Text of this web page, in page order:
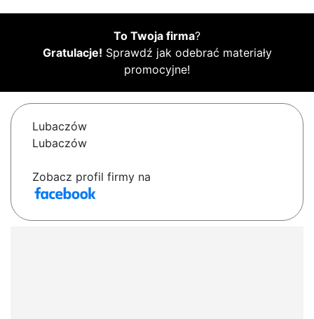
To Twoja firma?
Gratulacje! Sprawdź jak odebrać materiały
promocyjne!
Lubaczów
Lubaczów
Zobacz profil firmy na